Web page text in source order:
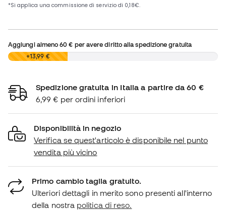
Aggiungi almeno60 € per avere diritto alla spedizione gratuita
0,00 €+13,99 €
Spedizione gratuita in Italia a partire da 60 €
6,99 € per ordini inferiori
Disponibilità in negozio
Verifica se quest'articolo è disponibile nel punto
vendita più vicino
Primo cambio taglia gratuito.
Ulteriori dettagli in merito sono presenti all'interno
della nostra politica di reso.